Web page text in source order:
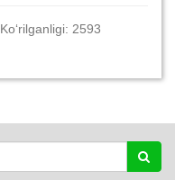
2593